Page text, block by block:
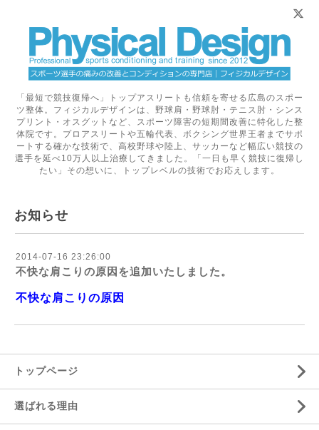
「最短で競技復帰へ」トップアスリートも信頼を寄せる広島のスポー
ツ整体。フィジカルデザインは、野球肩・野球肘・テニス肘・シンス
プリント・オスグットなど、スポーツ障害の短期間改善に特化した整
体院です。プロアスリートや五輪代表、ボクシング世界王者までサポ
ートする確かな技術で、高校野球や陸上、サッカーなど幅広い競技の
選手を延べ10万人以上治療してきました。「一日も早く競技に復帰し
たい」その想いに、トップレベルの技術でお応えします。
お知らせ
2014-07-16 23:26:00
不快な肩こりの原因を追加いたしました。
不快な肩こりの原因
トップページ
選ばれる理由